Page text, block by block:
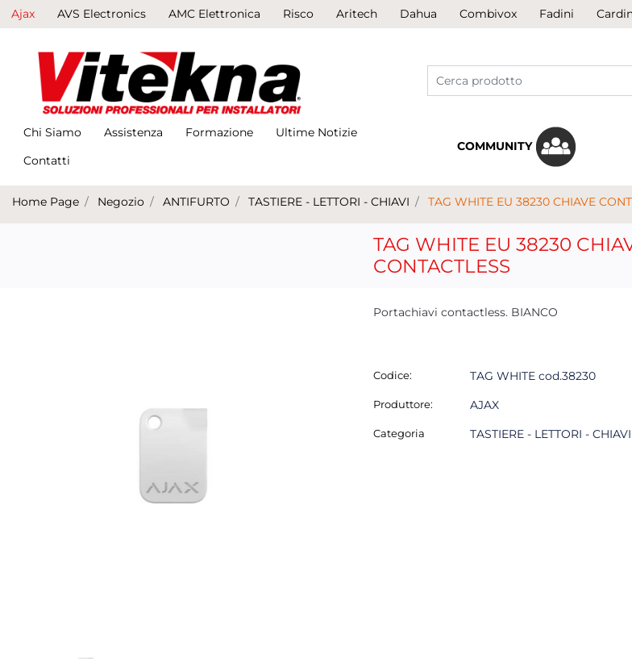
Ajax AVS Electronics AMC Elettronica Risco Aritech Dahua Combivox Fadini
Chi Siamo Assistenza Formazione
Ultime Notizie
Contatti
COMMUNITY
Home Page Negozio ANTIFURTO TASTIERE - LETTORI - CHIAVI TAG WHITE EU 38230 CHIAVE
TAG WHITE EU 38230
CONTACTLESS
Portachiavi contactless. BIANCO
Codice: TAG WHITE cod.38230
Produttore: AJAX
Categoria TASTIERE - LETTORI - CHIAVI